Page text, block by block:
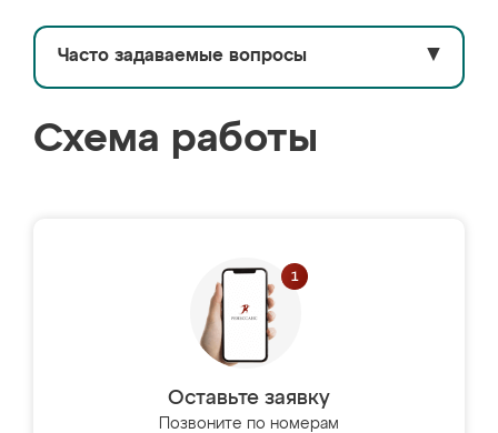
Часто задаваемые вопросы ▼
Схема работы
Оставьте заявку
Позвоните по номерам